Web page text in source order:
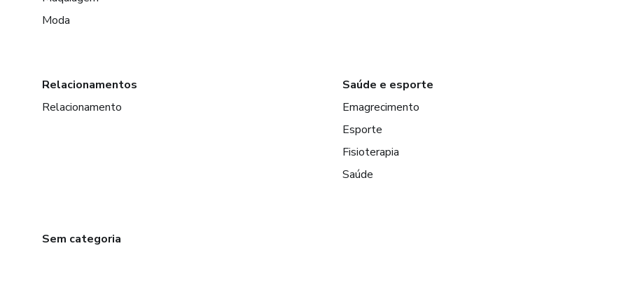
Moda
Relacionamentos
Relacionamento
Saúde e esporte
Emagrecimento
Esporte
Fisioterapia
Saúde
Sem categoria